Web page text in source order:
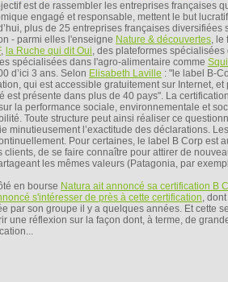
est de rassembler les entreprises françaises
engagé et responsable, mettent le but
plus de 25 entreprises françaises diversifiées
- parmi elles l'enseigne Nature & découvertes, le
, la Ruche qui dit Oui, des plateformes spécialisées
spécialisées dans l'agro-alimentaire comme
d’ici 3 ans. Selon Elisabeth Laville : "le label B-
qui est accessible gratuitement sur Internet, et
présente dans plus de 40 pays". La
la performance sociale, environnementale et
Toute structure peut ainsi réaliser ce
minutieusement l’exactitude des déclarations. Les
Pour certaines, le label B Corp est
de se faire connaître pour attirer de
les mêmes valeurs (Patagonia, par
en bourse Natura ait annoncé sa certification B
s'intéresser de près à cette certification, dont
par son groupe il y a quelques années. Et cette
une réflexion sur la façon dont, à terme, de